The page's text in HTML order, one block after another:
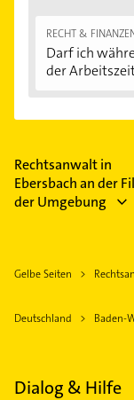
RECHT &
Darf ich
der
Rechtsanwalt in
Ebersbach an der
der Umgebung
Gelbe Seiten
Deutschland Baden-
Dialog & Hilfe